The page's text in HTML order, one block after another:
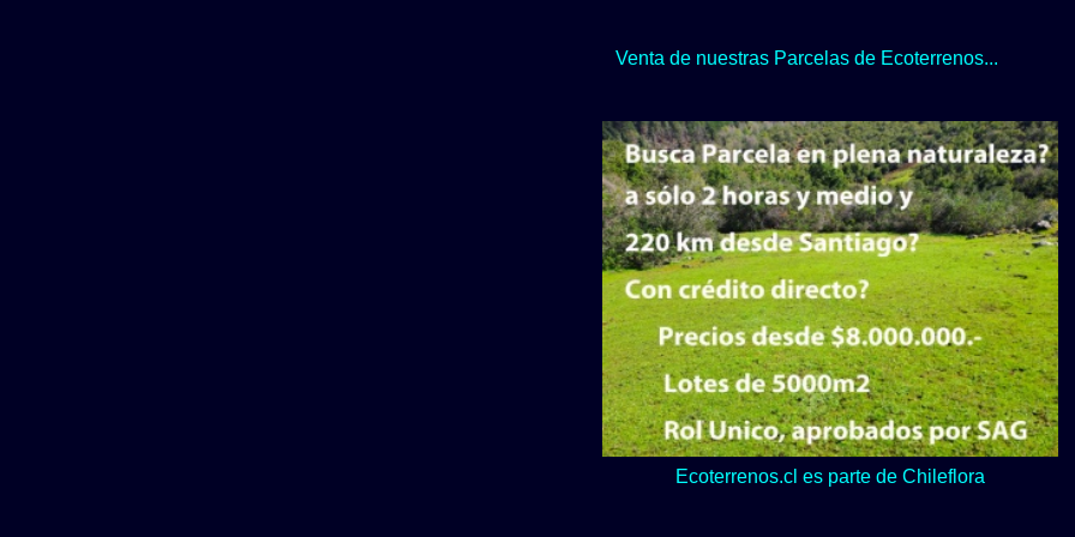
Venta de nuestras Parcelas de Ecoterrenos...
Ecoterrenos.cl es parte de Chileflora
Lo verde y naturaleza dominan en nuestro Loteo